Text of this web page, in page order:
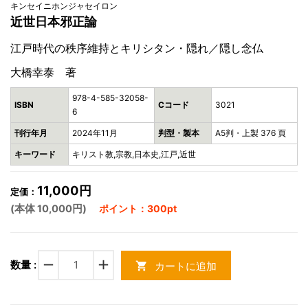
キンセイニホンジャセイロン
近世日本邪正論
江戸時代の秩序維持とキリシタン・隠れ／隠し念仏
大橋幸泰 著
ISBN
978-4-585-32058-
6
Cコード 3021
刊行年月 2024年11月 判型・製本 A5判・上製 376 頁
キーワード キリスト教,宗教,日本史,江戸,近世
定価： 11,000円
(本体 10,000円) ポイント：300pt
数量 : remove add shopping_cart カートに追加